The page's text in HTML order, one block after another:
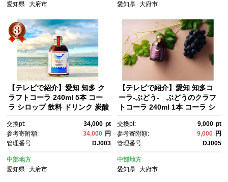
愛知県
大府市
愛知県 大府市
【テレビで紹介】愛知 知多 ク
ラフトコーラ 240ml 5本 コー
ラ シロップ 飲料 ドリンク 炭酸
酒 アイス アレンジ可能 相性抜
群 愛知県産 レモン みかん 人
気 おすすめ 大府市
交換pt: 34,000 pt
参考寄附額:
34,000 円
管理番号:
DJ003
中部地方
愛知県
大府市
【テレビで紹介】愛知 知多コ
ーラ-ぶどう- ぶどうのクラフ
トコーラ 240ml 1本 コーラ シ
り ソーダ割り ミルク割り お
酒 アイス アレンジ可能 相性抜
群 愛知県産 ぶどう 人気 おすす
め 大府市
交換pt: 9,000 pt
参考寄附額:
9,000 円
管理番号:
DJ005
中部地方
愛知県 大府市